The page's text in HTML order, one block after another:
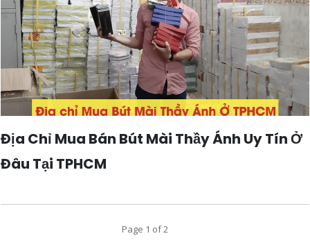
Địa Chỉ Mua Bán Bút Mài Thầy Ánh Uy Tín Ở
Đâu Tại TPHCM
Page 1 of2